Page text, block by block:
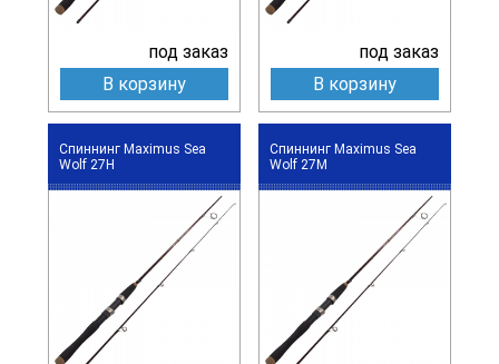
под заказ
В корзину
под заказ
В корзину
Спиннинг Maximus Sea
Wolf 27H
Спиннинг Maximus Sea
Wolf 27M